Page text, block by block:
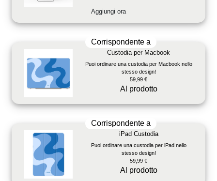
Aggiungi ora
Corrispondente a
Custodia per Macbook
Puoi ordinare una custodia per Macbook nello
stesso design!
59,99 €
Al prodotto
Corrispondente a
iPad Custodia
Puoi ordinare una custodia per iPad nello
stesso design!
59,99 €
Al prodotto